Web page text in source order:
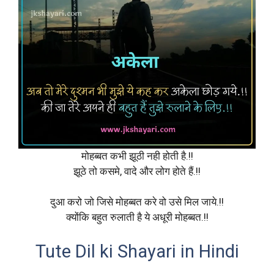
मोहब्बत कभी झूठी नही होती है.!!
झूठे तो कसमे, वादे और लोग होते हैं.!!
दुआ करो जो जिसे मोहब्बत करे वो उसे मिल जाये.!!
क्योंकि बहुत रुलाती है ये अधूरी मोहब्बत.!!
Tute Dil ki Shayari in Hindi